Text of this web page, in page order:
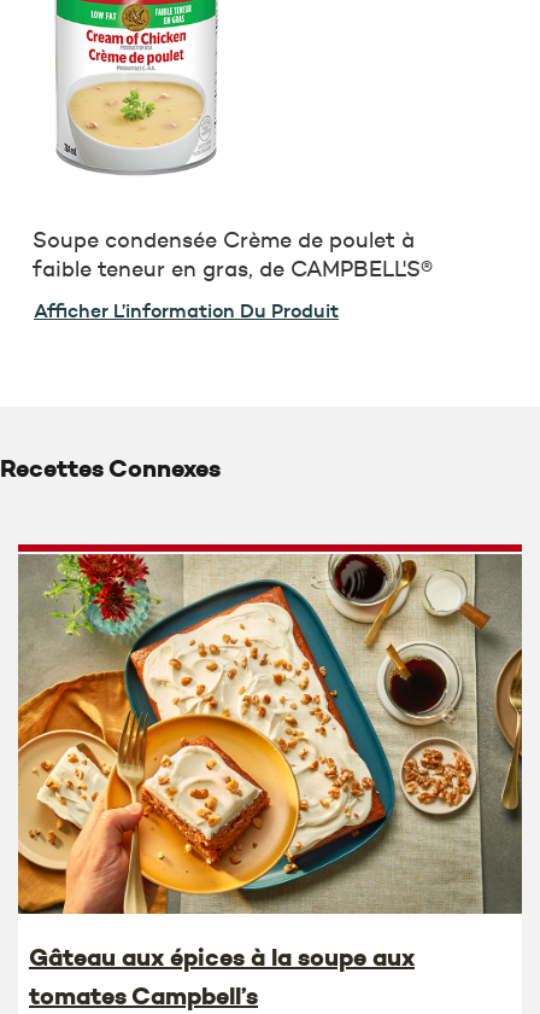
Soupe condensée Crème de poulet à
faible teneur en gras, de CAMPBELL'S®
Afficher L’information Du Produit
Recettes Connexes
Gâteau aux épices à la soupe aux
tomates Campbell’s